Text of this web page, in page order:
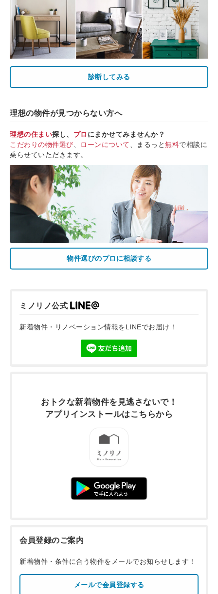
診断してみる
理想の物件が見つからない方へ
理想の住まい探し、 プロ にまかせてみませんか？
こだわりの物件選び
ローンについて 、まるっと無料で相談に
乗らせていただきます。
物件選びのプロに相談する
ミノリノ公式
新着物件・リノベーション情報をLINEでお届け！
おトクな新着物件を 見逃さないで！
アプリインストールはこちらから
会員登録のご案内
新着物件・条件に合う物件をメールでお知らせします！
メールで会員登録する